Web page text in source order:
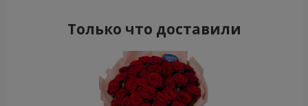
Только что доставили